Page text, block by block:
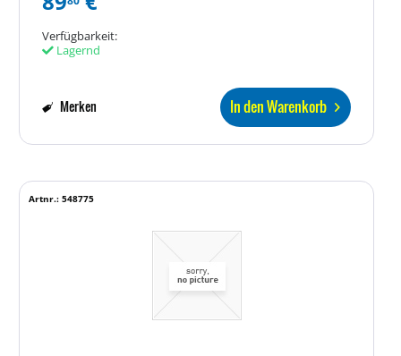
Verfügbarkeit:
Lagernd
In den Warenkorb
Merken
Artnr.: 548775